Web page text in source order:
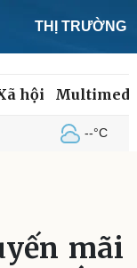
THỊ TRƯỜNG
hội
--°C
tiết
mãi